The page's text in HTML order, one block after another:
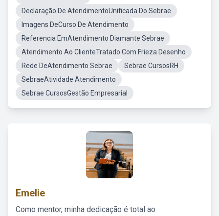
Declaração De AtendimentoUnificada Do Sebrae
Imagens DeCurso De Atendimento
Referencia EmAtendimento Diamante Sebrae
Atendimento Ao ClienteTratado Com Frieza Desenho
Rede DeAtendimento Sebrae
Sebrae CursosRH
SebraeAtividade Atendimento
Sebrae CursosGestão Empresarial
Emelie
Como mentor, minha dedicação é total ao